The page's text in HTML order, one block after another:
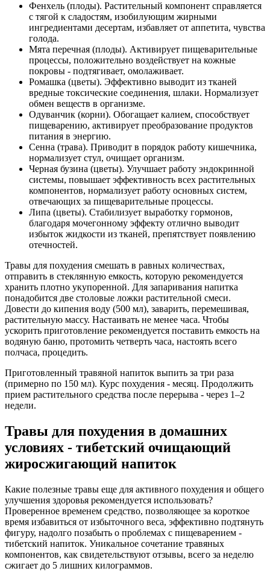
Фенхель (плоды). Растительный компонент справляется
с тягой к сладостям, изобилующим жирными
ингредиентами десертам, избавляет от аппетита, чувства
голода.
Мята перечная (плоды). Активирует пищеварительные
процессы, положительно воздействует на кожные
покровы - подтягивает, омолаживает.
Ромашка (цветы). Эффективно выводит из тканей
вредные токсические соединения, шлаки. Нормализует
обмен веществ в организме.
Одуванчик (корни). Обогащает калием, способствует
пищеварению, активирует преобразование продуктов
питания в энергию.
Сенна (трава). Приводит в порядок работу кишечника,
нормализует стул, очищает организм.
Черная бузина (цветы). Улучшает работу эндокринной
системы, повышает эффективность всех растительных
компонентов, нормализует работу основных систем,
отвечающих за пищеварительные процессы.
Липа (цветы). Стабилизует выработку гормонов,
благодаря мочегонному эффекту отлично выводит
избыток жидкости из тканей, препятствует появлению
отечностей.
Травы для похудения смешать в равных количествах,
отправить в стеклянную емкость, которую рекомендуется
хранить плотно укупоренной. Для запаривания напитка
понадобится две столовые ложки растительной смеси.
Довести до кипения воду (500 мл), заварить, перемешивая,
растительную массу. Настаивать не менее часа. Чтобы
ускорить приготовление рекомендуется поставить емкость на
водяную баню, протомить четверть часа, настоять всего
полчаса, процедить.
Приготовленный травяной напиток выпить за три раза
(примерно по 150 мл). Курс похудения - месяц. Продолжить
прием растительного средства после перерыва - через 1–2
недели.
Травы для похудения в домашних
условиях - тибетский очищающий
жиросжигающий напиток
Какие полезные травы еще для активного похудения и общего
улучшения здоровья рекомендуется использовать?
Проверенное временем средство, позволяющее за короткое
время избавиться от избыточного веса, эффективно подтянуть
фигуру, надолго позабыть о проблемах с пищеварением -
тибетский напиток. Уникальное сочетание травяных
компонентов, как свидетельствуют отзывы, всего за неделю
сжигает до 5 лишних килограммов.